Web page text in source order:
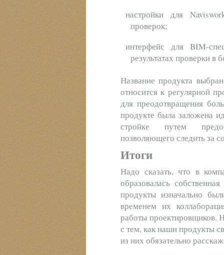
настройки для
проверок;
интерфейс для BIM-
результатах проверки в
Название продукта
относится к регулярной
для преодотвращения
продукте была заложена
стройке путем
позволяющего следить за
Итоги
Надо сказать, что в
образовалась
продукты изначально
временем их
работы проектировщиков.
с тем, как наши продукты
из них обязательно